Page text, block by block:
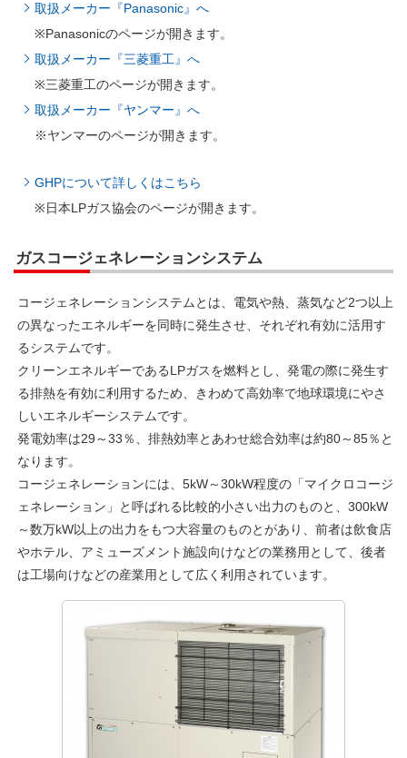
取扱メーカー『Panasonic』へ
※Panasonicのページが開きます。
取扱メーカー『三菱重工』へ
※三菱重工のページが開きます。
取扱メーカー『ヤンマー』へ
※ヤンマーのページが開きます。
GHPについて詳しくはこちら
※日本LPガス協会のページが開きます。
ガスコージェネレーションシステム
コージェネレーションシステムとは、電気や熱、蒸気など2つ以上
の異なったエネルギーを同時に発生させ、それぞれ有効に活用す
るシステムです。
クリーンエネルギーであるLPガスを燃料とし、発電の際に発生す
る排熱を有効に利用するため、きわめて高効率で地球環境にやさ
しいエネルギーシステムです。
発電効率は29～33％、排熱効率とあわせ総合効率は約80～85％と
なります。
コージェネレーションには、5kW～30kW程度の「マイクロコージ
ェネレーション」と呼ばれる比較的小さい出力のものと、300kW
～数万kW以上の出力をもつ大容量のものとがあり、前者は飲食店
やホテル、アミューズメント施設向けなどの業務用として、後者
は工場向けなどの産業用として広く利用されています。